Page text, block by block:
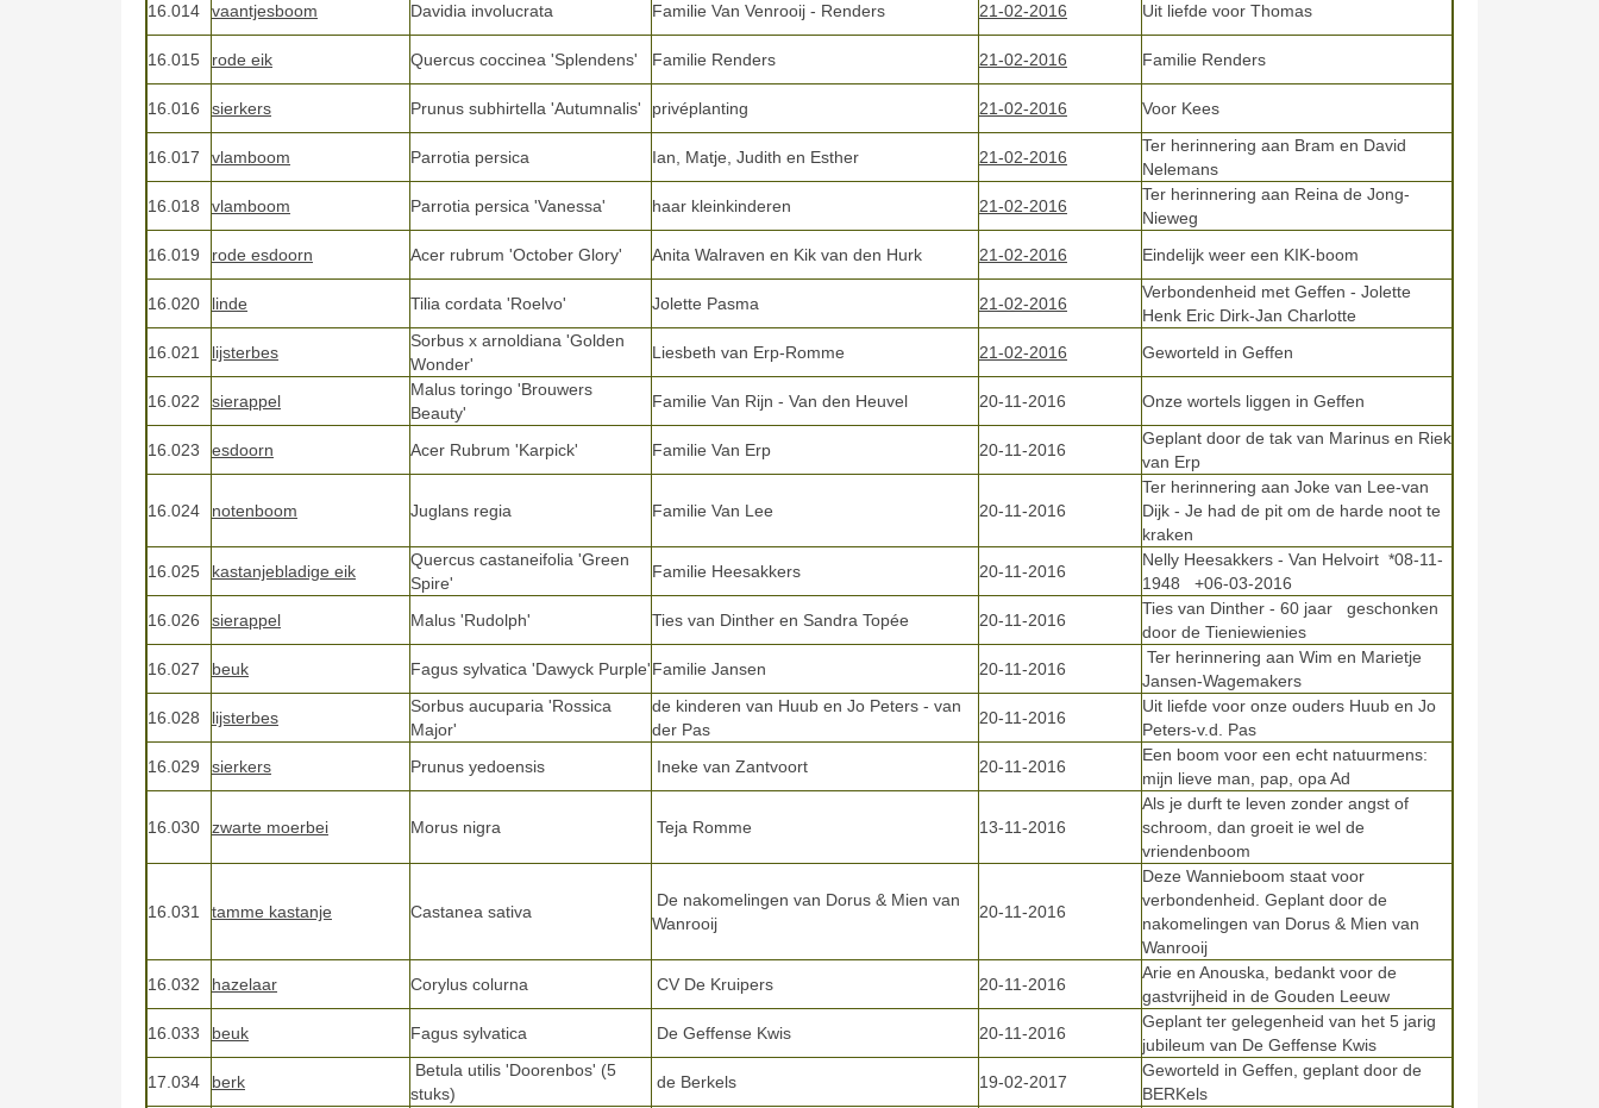
16.014
vaantjesboom Davidia involucrata Familie Van Venrooij - Renders 21-02-2016 Uit liefde voor Thomas
16.015 rode eik Quercus coccinea 'Splendens' Familie Renders 21-02-2016 Familie Renders
16.016 sierkers Prunus subhirtella 'Autumnalis' privéplanting 21-02-2016 Voor Kees
16.017 vlamboom Parrotia persica Ian, Matje, Judith en Esther 21-02-2016
Ter herinnering aan Bram en David
Nelemans
16.018
vlamboom Parrotia persica 'Vanessa' haar kleinkinderen 21-02-2016
Ter herinnering aan Reina de Jong-
Nieweg
16.019
rode esdoorn Acer rubrum 'October Glory' Anita Walraven en Kik van den Hurk 21-02-2016 Eindelijk weer een KIK-boom
16.020 linde Tilia cordata 'Roelvo' Jolette Pasma 21-02-2016
Verbondenheid met Geffen - Jolette
Henk Eric Dirk-Jan Charlotte
16.021
lijsterbes
Sorbus x arnoldiana 'Golden
Wonder'
Liesbeth van Erp-Romme 21-02-2016 Geworteld in Geffen
16.022 sierappel
Malus toringo 'Brouwers
Beauty'
Familie Van Rijn - Van den Heuvel 20-11-2016 Onze wortels liggen in Geffen
16.023 esdoorn Acer Rubrum 'Karpick' Familie Van Erp 20-11-2016
Geplant door de tak van Marinus en Riek
van Erp
16.024 notenboom Juglans regia Familie Van Lee 20-11-2016
Ter herinnering aan Joke van Lee-van
Dijk - Je had de pit om de harde noot te
kraken
16.025
kastanjebladige eik
Quercus castaneifolia 'Green
Spire'
Familie Heesakkers 20-11-2016
Nelly Heesakkers - Van Helvoirt *08-11-
1948 +06-03-2016
16.026
sierappel Malus 'Rudolph' Ties van Dinther en Sandra Topée 20-11-2016
Ties van Dinther - 60 jaar geschonken
door de Tieniewienies
16.027
beuk Fagus sylvatica 'Dawyck Purple'Familie Jansen 20-11-2016
Ter herinnering aan Wim en Marietje
Jansen-Wagemakers
16.028
lijsterbes
Sorbus aucuparia 'Rossica
Major'
de kinderen van Huub en Jo Peters - van
der Pas
20-11-2016
Uit liefde voor onze ouders Huub en Jo
Peters-v.d. Pas
16.029
sierkers Prunus yedoensis Ineke van Zantvoort 20-11-2016
Een boom voor een echt natuurmens:
mijn lieve man, pap, opa Ad
16.030 zwarte moerbei Morus nigra Teja Romme 13-11-2016
Als je durft te leven zonder angst of
schroom, dan groeit ie wel de
vriendenboom
16.031 tamme kastanje Castanea sativa
De nakomelingen van Dorus & Mien van
Wanrooij
20-11-2016
Deze Wannieboom staat voor
verbondenheid. Geplant door de
nakomelingen van Dorus & Mien van
Wanrooij
16.032
hazelaar Corylus colurna CV De Kruipers 20-11-2016
Arie en Anouska, bedankt voor de
gastvrijheid in de Gouden Leeuw
16.033
beuk Fagus sylvatica De Geffense Kwis 20-11-2016
Geplant ter gelegenheid van het 5 jarig
jubileum van De Geffense Kwis
17.034
berk
Betula utilis 'Doorenbos' (5
stuks)
de Berkels 19-02-2017
Geworteld in Geffen, geplant door de
BERKels